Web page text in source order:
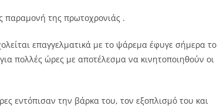
παραμονή της πρωτοχρονιάς .
επαγγελματικά με το ψάρεμα έφυγε σήμερα το
πολλές ώρες με αποτέλεσμα να κινητοποιηθούν οι
εντόπισαν την βάρκα του, τον εξοπλισμό του και